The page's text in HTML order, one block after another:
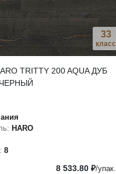
паркета;
имитации
естественного вида;
напольного
33
класс
TRITTY 200 AQUA ДУБ
HARO
8
8 533.80 ₽/упак.